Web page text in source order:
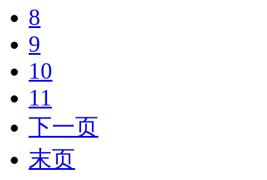
8
9
10
11
下一页
末页